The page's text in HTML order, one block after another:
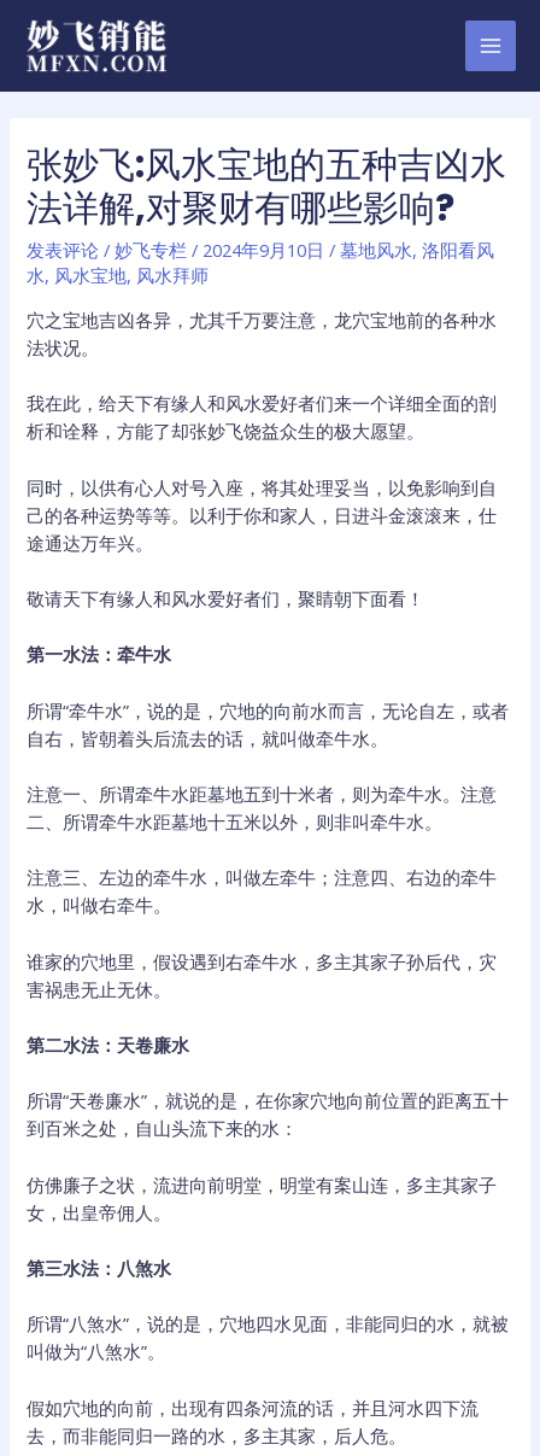
容
张妙飞:风水宝地的五种吉凶水
法详解,对聚财有哪些影响?
发表评论 /妙飞专栏 / 2024年9月10日 /墓地风水,洛阳看风
水, 风水宝地, 风水拜师
穴之宝地吉凶各异，尤其千万要注意，龙穴宝地前的各种水
法状况。
我在此，给天下有缘人和风水爱好者们来一个详细全面的剖
析和诠释，方能了却张妙飞饶益众生的极大愿望。
同时，以供有心人对号入座，将其处理妥当，以免影响到自
己的各种运势等等。以利于你和家人，日进斗金滚滚来，仕
途通达万年兴。
敬请天下有缘人和风水爱好者们，聚睛朝下面看！
第一水法：牵牛水
所谓“牵牛水”，说的是，穴地的向前水而言，无论自左，或者
自右，皆朝着头后流去的话，就叫做牵牛水。
注意一、所谓牵牛水距墓地五到十米者，则为牵牛水。注意
二、所谓牵牛水距墓地十五米以外，则非叫牵牛水。
注意三、左边的牵牛水，叫做左牵牛；注意四、右边的牵牛
水，叫做右牵牛。
谁家的穴地里，假设遇到右牵牛水，多主其家子孙后代，灾
害祸患无止无休。
第二水法：天卷廉水
所谓“天卷廉水”，就说的是，在你家穴地向前位置的距离五十
到百米之处，自山头流下来的水：
仿佛廉子之状，流进向前明堂，明堂有案山连，多主其家子
女，出皇帝佣人。
第三水法：八煞水
所谓“八煞水”，说的是，穴地四水见面，非能同归的水，就被
叫做为“八煞水”。
假如穴地的向前，出现有四条河流的话，并且河水四下流
去，而非能同归一路的水，多主其家，后人危。